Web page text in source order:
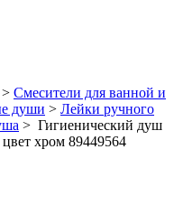
> Смесители для ванной и
души > Лейки ручного
> Гигиенический душ
хром 89449564